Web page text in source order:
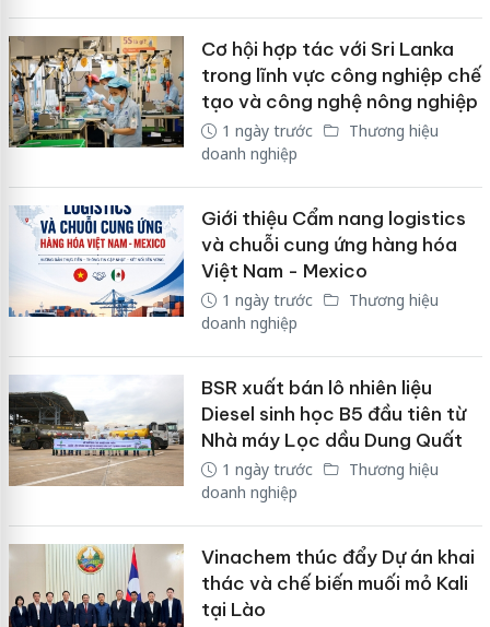
Cơ hội hợp tác với Sri Lanka
trong lĩnh vực công nghiệp chế
tạo và công nghệ nông nghiệp
1 ngày trước
Thương hiệu
doanh nghiệp
Giới thiệu Cẩm nang logistics
và chuỗi cung ứng hàng hóa
Việt Nam - Mexico
1 ngày trước
Thương hiệu
doanh nghiệp
BSR xuất bán lô nhiên liệu
Diesel sinh học B5 đầu tiên từ
Nhà máy Lọc dầu Dung Quất
1 ngày trước
Thương hiệu
doanh nghiệp
Vinachem thúc đẩy Dự án khai
thác và chế biến muối mỏ Kali
tại Lào